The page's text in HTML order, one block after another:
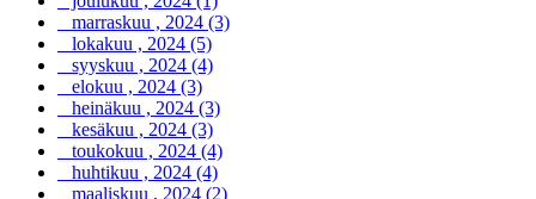
marraskuu , 2024 (3)
lokakuu , 2024 (5)
syyskuu , 2024 (4)
elokuu , 2024 (3)
heinäkuu , 2024 (3)
kesäkuu , 2024 (3)
toukokuu , 2024 (4)
huhtikuu , 2024 (4)
maaliskuu , 2024 (2)